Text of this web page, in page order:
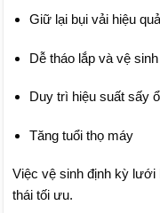
Giữ lại bụi vải hiệu quả
Dễ tháo lắp và vệ sinh
Duy trì hiệu suất sấy
Tăng tuổi thọ máy
Việc vệ sinh định kỳ lưới
thái tối ưu.